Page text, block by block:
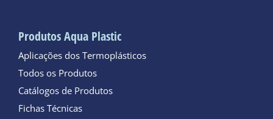
Produtos Aqua Plastic
Aplicações dos Termoplásticos
Todos os Produtos
Catálogos de Produtos
Fichas Técnicas